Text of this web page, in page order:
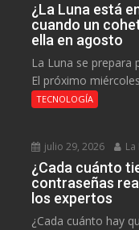
¿La Luna está
cuando un
ella en agosto
La Luna se prepara
El próximo
TECNOLOGÍA
julio 29, 2026
¿Cada cuánto
contraseñas
los expertos
¿Cada cuánto hay